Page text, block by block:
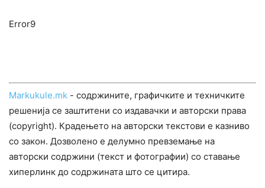
Error9
Markukule.mk - содржините, графичките и техничките
решенија се заштитени со издавачки и авторски права
(copyright). Крадењето на авторски текстови е казниво
со закон. Дозволено е делумно превземање на
авторски содржини (текст и фотографии) со ставање
хиперлинк до содржината што се цитира.